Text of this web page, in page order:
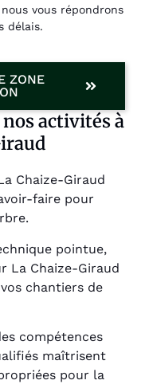
vous répondrons
délais.
ZONE
activités à
Chaize-Giraud
faire pour
pointue,
La Chaize-Giraud
chantiers de
compétences
maîtrisent
pour la